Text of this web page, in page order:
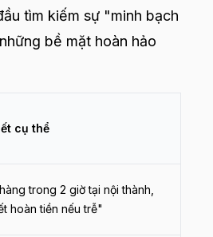
tìm kiếm sự "minh bạch
bề mặt hoàn hảo
cụ thể
trong 2 giờ tại nội thành,
hoàn tiền nếu trễ"